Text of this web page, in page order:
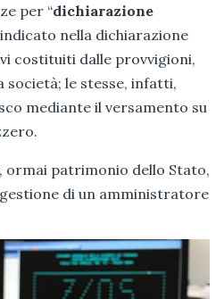
per “dichiarazione
nella dichiarazione
costituiti dalle provvigioni,
le stesse, infatti,
mediante il versamento su
ormai patrimonio dello Stato,
di un amministratore